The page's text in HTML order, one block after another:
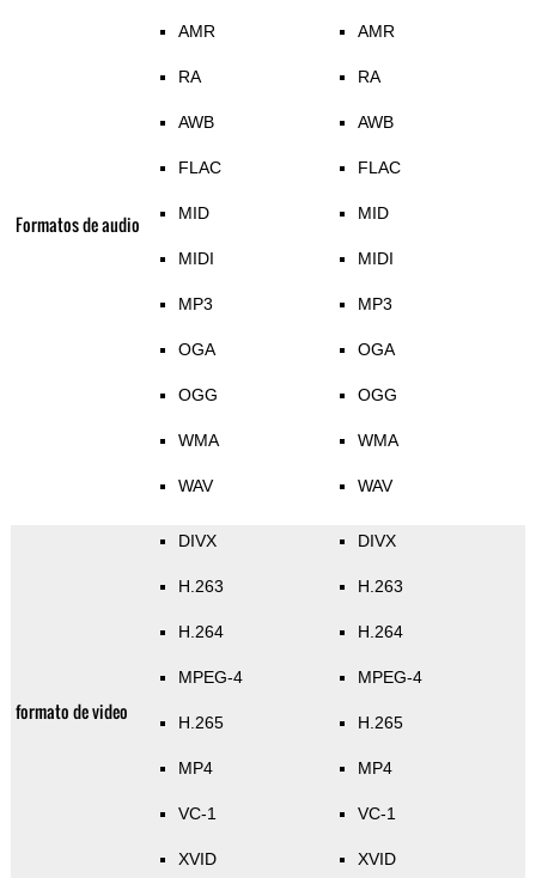
Formatos de audio
AMR
RA
AWB
FLAC
MID
MIDI
MP3
OGA
OGG
WMA
WAV
AMR
RA
AWB
FLAC
MID
MIDI
MP3
OGA
OGG
WMA
WAV
formato de video
DIVX
H.263
H.264
MPEG-4
H.265
MP4
VC-1
XVID
DIVX
H.263
H.264
MPEG-4
H.265
MP4
VC-1
XVID